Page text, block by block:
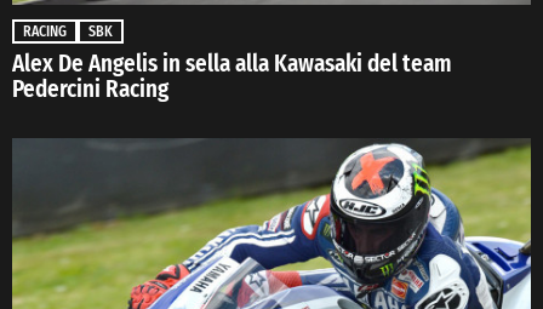
RACING SBK
Alex De Angelis in sella alla Kawasaki del team
Pedercini Racing